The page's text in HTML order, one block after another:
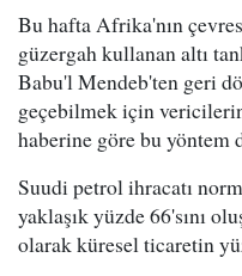
Bu hafta Afrika'nın
güzergah kullanan altı
Babu'l Mendeb'ten geri
geçebilmek için
haberine göre bu yöntem
Suudi petrol ihracatı
yaklaşık yüzde 66'sını
olarak küresel ticaretin